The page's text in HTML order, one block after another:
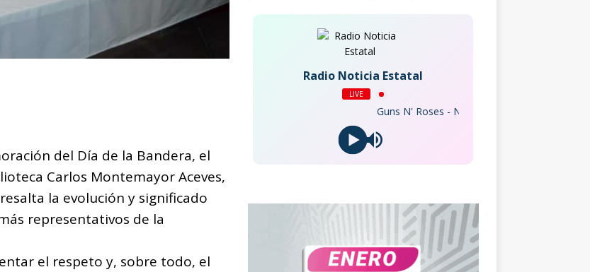
del Día de la Bandera, el
Carlos Montemayor Aceves,
la evolución y significado
representativos de la
el respeto y, sobre todo, el
Radio Noticia Estatal
LIVE
Guns N' Roses - November Rain